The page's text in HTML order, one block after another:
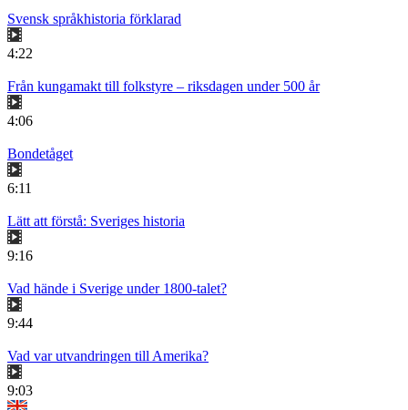
Svensk språkhistoria förklarad
4:22
Från kungamakt till folkstyre – riksdagen under 500 år
4:06
Bondetåget
6:11
Lätt att förstå: Sveriges historia
9:16
Vad hände i Sverige under 1800-talet?
9:44
Vad var utvandringen till Amerika?
9:03